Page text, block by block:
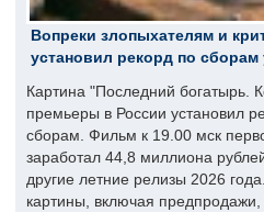
Вопреки злопыхателям и
установил рекорд по
Картина "Последний богатырь.
премьеры в России установил
сборам. Фильм к 19.00 мск
заработал 44,8 миллиона
другие летние релизы 2026
картины, включая